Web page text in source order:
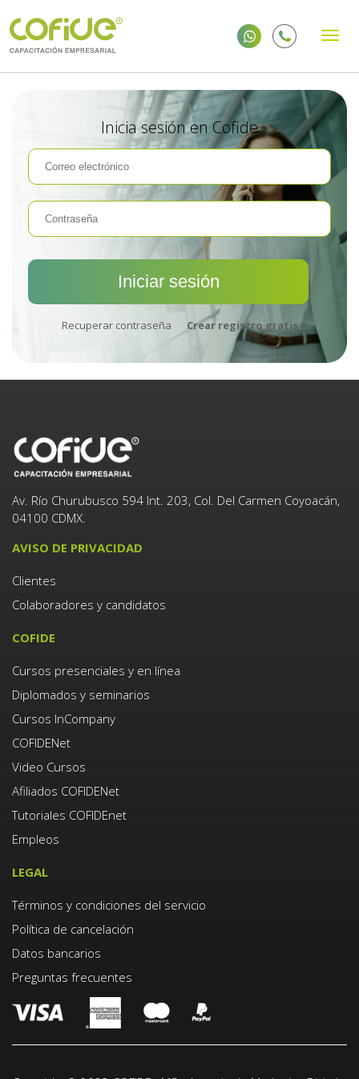
Inicia sesión en Cofide
Recuperar contraseña Crear registro gratis
Av. Río Churubusco 594 Int. 203, Col. Del Carmen Coyoacán,
04100 CDMX.
AVISO DE PRIVACIDAD
Clientes
Colaboradores y candidatos
COFIDE
Cursos presenciales y en línea
Diplomados y seminarios
Cursos InCompany
COFIDENet
Video Cursos
Afiliados COFIDENet
Tutoriales COFIDEnet
Empleos
LEGAL
Términos y condiciones del servicio
Política de cancelación
Datos bancarios
Preguntas frecuentes